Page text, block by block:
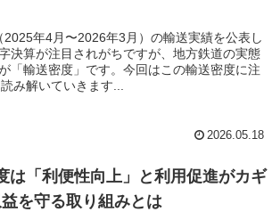
年4月〜2026年3月）の輸送実績を公表し
決算が注目されがちですが、地方鉄道の実態
「輸送密度」です。今回はこの輸送密度に注
み解いていきます...
2026.05.18
は「利便性向上」と利用促進がカギ
を守る取り組みとは